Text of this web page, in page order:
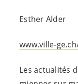
Esther Alder
www.ville-
Les actualités